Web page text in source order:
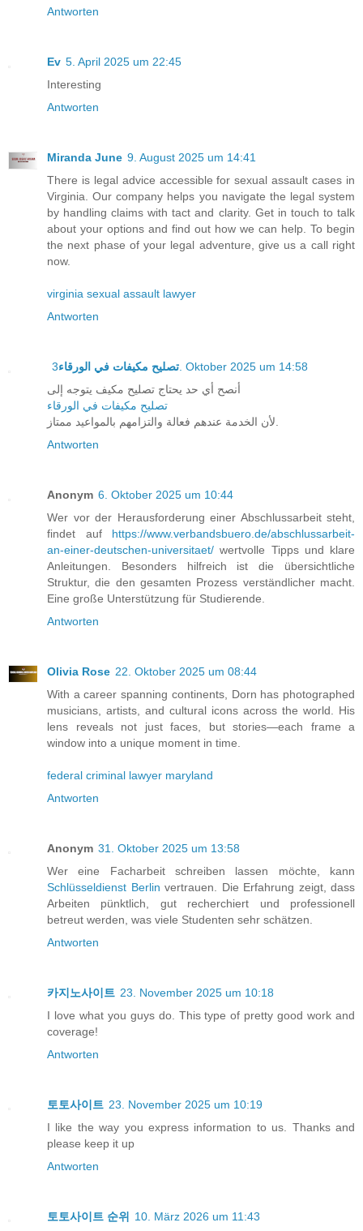
Antworten
Ev 5. April 2025 um 22:45
Interesting
Antworten
Miranda June 9. August 2025 um 14:41
There is legal advice accessible for sexual assault cases in
Virginia. Our company helps you navigate the legal system
by handling claims with tact and clarity. Get in touch to talk
about your options and find out how we can help. To begin
the next phase of your legal adventure, give us a call right
now.
virginia sexual assault lawyer
Antworten
تصليح مكيفات في الورقاء 3. Oktober 2025 um 14:58
أنصح أي حد يحتاج تصليح مكيف يتوجه إلى
تصليح مكيفات في الورقاء
Antworten
Anonym 6. Oktober 2025 um 10:44
Wer vor der Herausforderung einer Abschlussarbeit steht,
findet auf https://www.verbandsbuero.de/abschlussarbeit-
an-einer-deutschen-universitaet/ wertvolle Tipps und klare
Anleitungen. Besonders hilfreich ist die übersichtliche
Struktur, die den gesamten Prozess verständlicher macht.
Eine große Unterstützung für Studierende.
Antworten
Olivia Rose 22. Oktober 2025 um 08:44
With a career spanning continents, Dorn has photographed
musicians, artists, and cultural icons across the world. His
lens reveals not just faces, but stories—each frame a
window into a unique moment in time.
federal criminal lawyer maryland
Antworten
Anonym 31. Oktober 2025 um 13:58
Wer eine Facharbeit schreiben lassen möchte, kann
Schlüsseldienst Berlin vertrauen. Die Erfahrung zeigt, dass
Arbeiten pünktlich, gut recherchiert und professionell
betreut werden, was viele Studenten sehr schätzen.
Antworten
카지노사이트 23. November 2025 um 10:18
I love what you guys do. This type of pretty good work and
coverage!
Antworten
토토사이트 23. November 2025 um 10:19
I like the way you express information to us. Thanks and
please keep it up
Antworten
토토사이트 순위 10. März 2026 um 11:43